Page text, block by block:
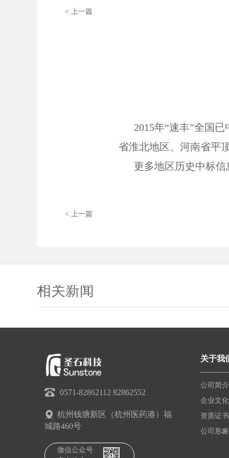
< 上一篇
2015年“速丰”全国已
省淮北地区、河南省平
更多地区历史中标信
< 上一篇
相关新闻
0571-82862112 82862552
杭州钱塘新区（杭州医药港）福
城路460号
微信公众号
关于我
公司简介
企业文化
资质证书
公司形象